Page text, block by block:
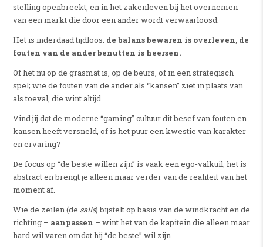
stelling openbreekt, en in het zakenleven bij het overnemen
van een markt die door een ander wordt verwaarloosd.
Het is inderdaad tijdloos: de balans bewaren is overleven, de
fouten van de ander benutten is heersen.
Of het nu op de grasmat is, op de beurs, of in een strategisch
spel; wie de fouten van de ander als “kansen” ziet in plaats van
als toeval, die wint altijd.
Vind jij dat de moderne “gaming” cultuur dit besef van fouten en
kansen heeft versneld, of is het puur een kwestie van karakter
en ervaring?
De focus op “de beste willen zijn” is vaak een ego-valkuil; het is
abstract en brengt je alleen maar verder van de realiteit van het
moment af.
Wie de zeilen (de sails) bijstelt op basis van de windkracht en de
richting – aanpassen – wint het van de kapitein die alleen maar
hard wil varen omdat hij “de beste” wil zijn.